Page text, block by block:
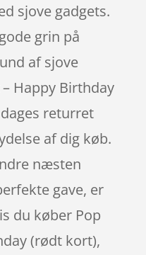
sjove gadgets.
grin på
af sjove
Happy Birthday
returret
af dig køb.
næsten
gave, er
du køber Pop
(rødt kort),